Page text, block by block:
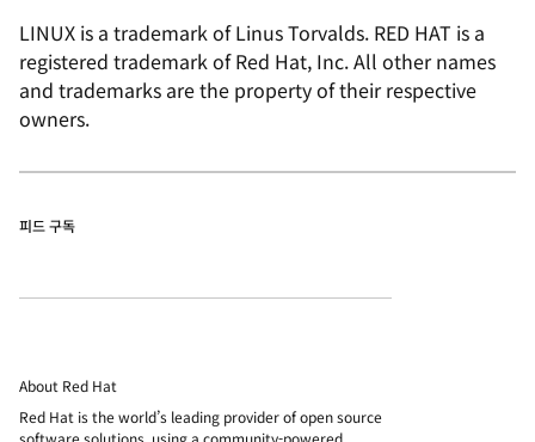
LINUX is a trademark of Linus Torvalds. RED HAT is a
registered trademark of Red Hat, Inc. All other names
and trademarks are the property of their respective
owners.
피드 구독
About Red Hat
Red Hat is the world’s leading provider of open source
software solutions, using a community-powered